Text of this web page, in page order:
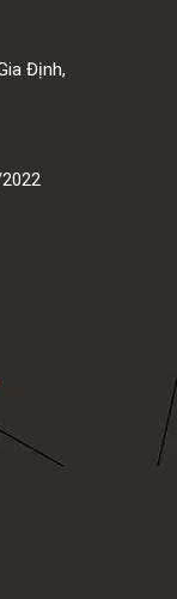
Định,